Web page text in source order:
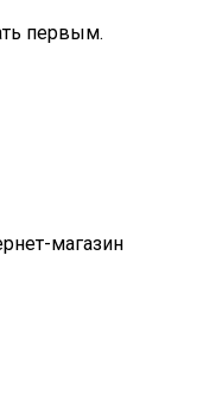
первым.
магазин